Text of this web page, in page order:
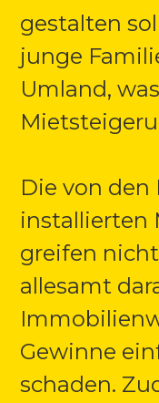
gestalten
junge
Umland,
Die von den
installierten
greifen
allesamt
Gewinne
schaden.